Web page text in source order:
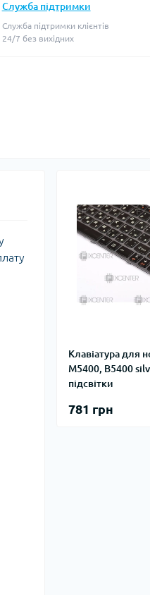
Служба підтримки
Служба підтримки клієнтів
24/7 без вихідних
Клавіатура для
M5400, B5400
підсвітки
781 грн